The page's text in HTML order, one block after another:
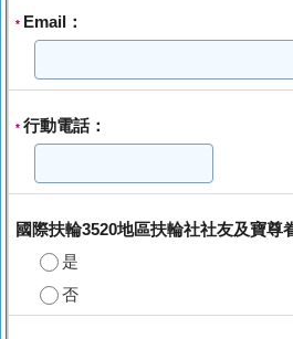
* Email：
* 行動電話：
國際扶輪3520地區扶輪社社友及寶尊
是
否